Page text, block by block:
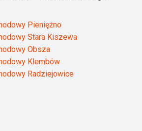
Pieniężno
Stara Kiszewa
Obsza
Klembów
Radziejowice